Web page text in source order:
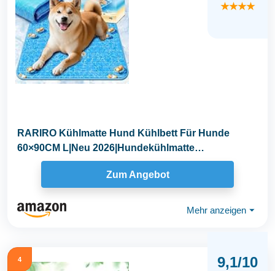
★★★★
RARIRO Kühlmatte Hund Kühlbett Für Hunde
60×90CM L|Neu 2026|Hundekühlmatte
Selbstkühlend...
Zum Angebot
Mehr anzeigen ⏷
4 9,1/10